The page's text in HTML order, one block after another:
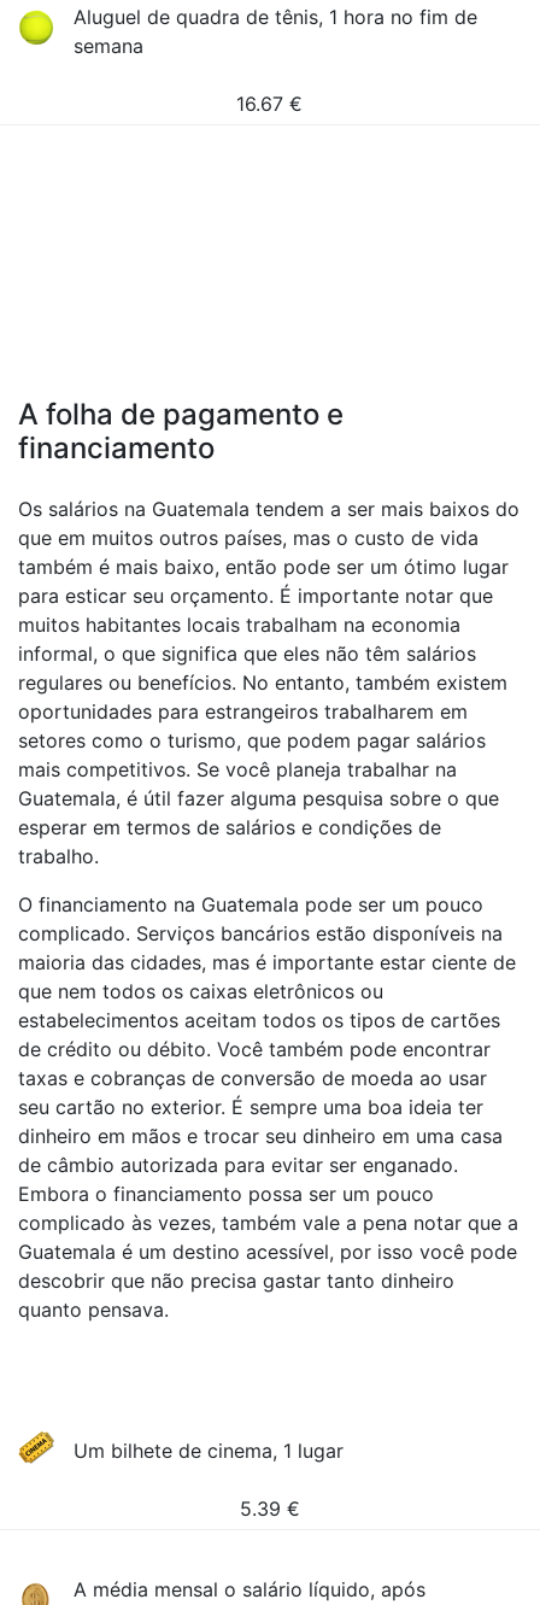
Aluguel de quadra de tênis, 1 hora no fim de
semana
16.67 €
A folha de pagamento e
financiamento
Os salários na Guatemala tendem a ser mais baixos do
que em muitos outros países, mas o custo de vida
também é mais baixo, então pode ser um ótimo lugar
para esticar seu orçamento. É importante notar que
muitos habitantes locais trabalham na economia
informal, o que significa que eles não têm salários
regulares ou benefícios. No entanto, também existem
oportunidades para estrangeiros trabalharem em
setores como o turismo, que podem pagar salários
mais competitivos. Se você planeja trabalhar na
Guatemala, é útil fazer alguma pesquisa sobre o que
esperar em termos de salários e condições de
trabalho.
O financiamento na Guatemala pode ser um pouco
complicado. Serviços bancários estão disponíveis na
maioria das cidades, mas é importante estar ciente de
que nem todos os caixas eletrônicos ou
estabelecimentos aceitam todos os tipos de cartões
de crédito ou débito. Você também pode encontrar
taxas e cobranças de conversão de moeda ao usar
seu cartão no exterior. É sempre uma boa ideia ter
dinheiro em mãos e trocar seu dinheiro em uma casa
de câmbio autorizada para evitar ser enganado.
Embora o financiamento possa ser um pouco
complicado às vezes, também vale a pena notar que a
Guatemala é um destino acessível, por isso você pode
descobrir que não precisa gastar tanto dinheiro
quanto pensava.
Um bilhete de cinema, 1 lugar
5.39 €
A média mensal o salário líquido, após